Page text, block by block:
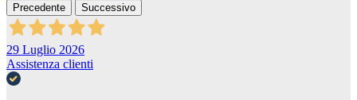
Precedente Successivo
29 Luglio 2026
Assistenza clienti